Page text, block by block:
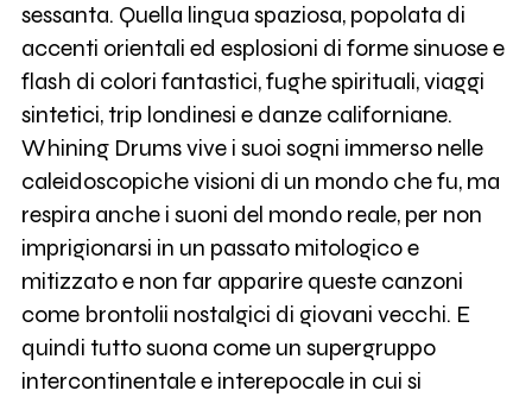
sessanta. Quella lingua spaziosa, popolata di
accenti orientali ed esplosioni di forme sinuose e
flash di colori fantastici, fughe spirituali, viaggi
sintetici, trip londinesi e danze californiane.
Whining Drums vive i suoi sogni immerso nelle
caleidoscopiche visioni di un mondo che fu, ma
respira anche i suoni del mondo reale, per non
imprigionarsi in un passato mitologico e
mitizzato e non far apparire queste canzoni
come brontolii nostalgici di giovani vecchi. E
quindi tutto suona come un supergruppo
intercontinentale e interepocale in cui si